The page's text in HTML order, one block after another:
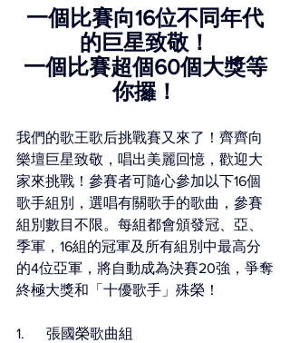
一個比賽向16位不同年代
的巨星致敬！
一個比賽超個60個大獎等
你攞！
我們的歌王歌后挑戰賽又來了！齊齊向
樂壇巨星致敬，唱出美麗回憶，歡迎大
家來挑戰！參賽者可隨心參加以下16個
歌手組別，選唱有關歌手的歌曲，參賽
組別數目不限。每組都會頒發冠、亞、
季軍，16組的冠軍及所有組別中最高分
的4位亞軍，將自動成為決賽20強，爭奪
終極大獎和「十優歌手」殊榮！
1.      張國榮歌曲組